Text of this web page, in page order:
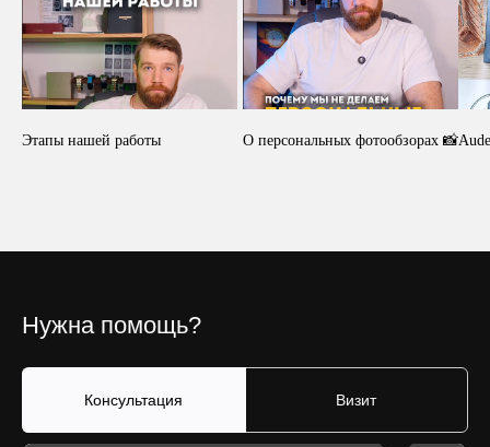
Этапы нашей работы О персональных фотообзорах 📸
Нужна помощь?
Консультация Визит